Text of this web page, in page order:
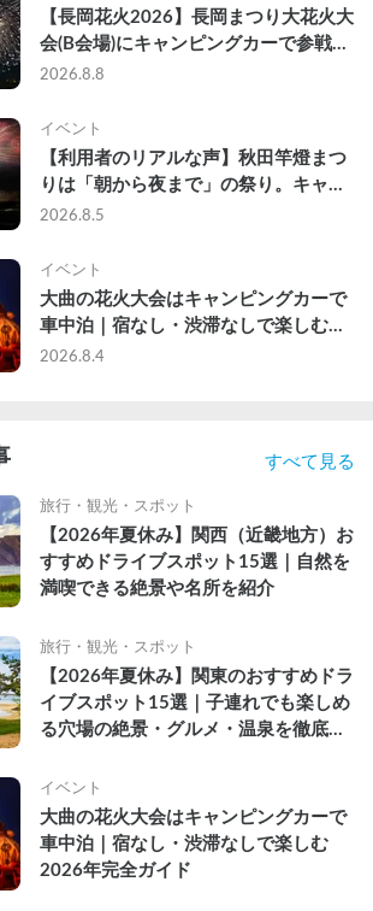
【長岡花火2026】長岡まつり大花火大
会(B会場)にキャンピングカーで参戦し
て、長岡駅前で車中泊してきた
2026.8.8
イベント
【利用者のリアルな声】秋田竿燈まつ
りは「朝から夜まで」の祭り。キャン
ピングカーで行った2組の記録
2026.8.5
イベント
大曲の花火大会はキャンピングカーで
車中泊｜宿なし・渋滞なしで楽しむ
2026年完全ガイド
2026.8.4
すべて見る
旅行・観光・スポット
【2026年夏休み】関西（近畿地方）お
すすめドライブスポット15選｜自然を
満喫できる絶景や名所を紹介
旅行・観光・スポット
【2026年夏休み】関東のおすすめドラ
イブスポット15選｜子連れでも楽しめ
る穴場の絶景・グルメ・温泉を徹底解
イベント
大曲の花火大会はキャンピングカーで
車中泊｜宿なし・渋滞なしで楽しむ
2026年完全ガイド